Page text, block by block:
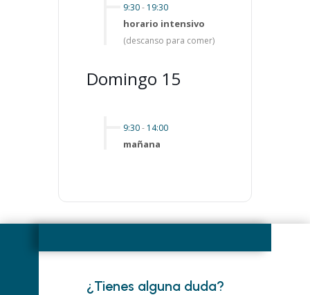
9:30- 19:30
horario intensivo
(descanso para comer)
Domingo 15
9:30- 14:00
mañana
¿Tienes alguna duda?